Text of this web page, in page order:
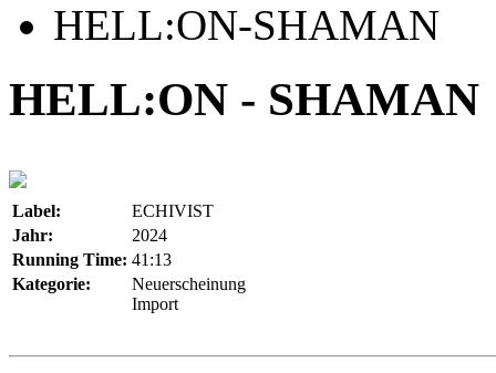
HELL:ON-SHAMAN
HELL:ON - SHAMAN
Label:
ECHIVIST
Jahr:
2024
Running Time: 41:13
Kategorie:
Neuerscheinung
Import